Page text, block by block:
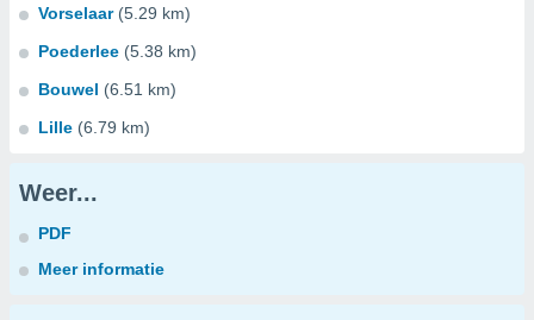
Vorselaar (5.29 km)
Poederlee (5.38 km)
Bouwel (6.51 km)
Lille (6.79 km)
Weer...
PDF
Meer informatie